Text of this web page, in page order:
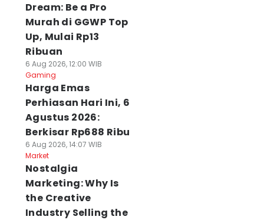
Dream: Be a Pro
Murah di GGWP Top
Up, Mulai Rp13
Ribuan
6 Aug 2026, 12:00 WIB
Gaming
Harga Emas
Perhiasan Hari Ini, 6
Agustus 2026:
Berkisar Rp688 Ribu
6 Aug 2026, 14:07 WIB
Market
Nostalgia
Marketing: Why Is
the Creative
Industry Selling the